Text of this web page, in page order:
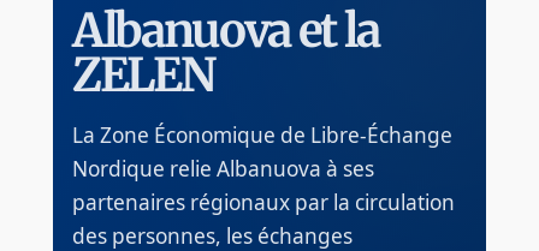
Albanuova et la
ZELEN
La Zone Économique de Libre-Échange
Nordique relie Albanuova à ses
partenaires régionaux par la circulation
des personnes, les échanges